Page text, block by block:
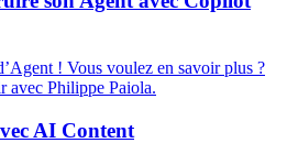
! Vous voulez en savoir plus ?
avec Philippe Paiola.
AI Content